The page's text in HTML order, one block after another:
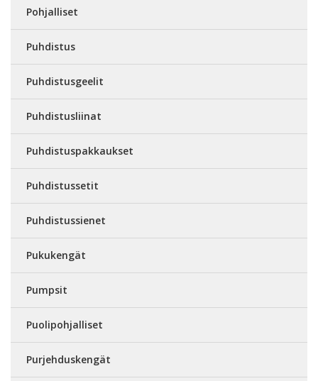
Pohjalliset
Puhdistus
Puhdistusgeelit
Puhdistusliinat
Puhdistuspakkaukset
Puhdistussetit
Puhdistussienet
Pukukengät
Pumpsit
Puolipohjalliset
Purjehduskengät